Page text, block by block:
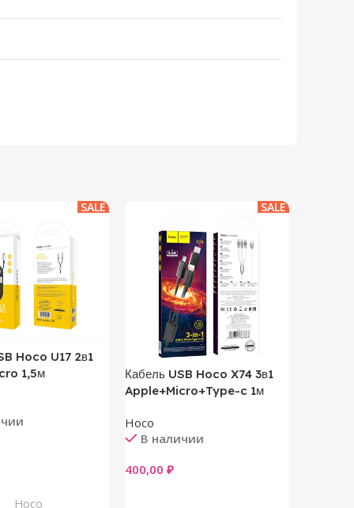
SALE
Hoco U17 2в1
1,5м
Hoco
SALE
Кабель USB Hoco X74 3в1
Apple+Micro+Type-c 1м
Hoco
В наличии
400,00 ₽